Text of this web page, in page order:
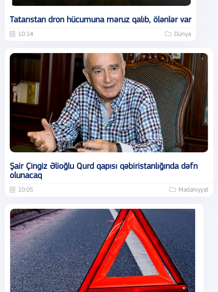
Tatarıstan dron hücumuna məruz qalıb, ölənlər var
10:14 Dünya
Şair Çingiz Əlioğlu Qurd qapısı qəbiristanlığında dəfn
olunacaq
10:05 Mədəniyyət